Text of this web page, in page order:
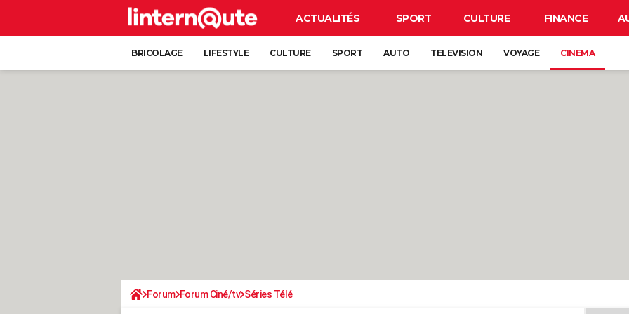
ACTUALITÉS SPORT CULTURE FINANCE
BRICOLAGE LIFESTYLE CULTURE SPORT AUTO TELEVISION VOYAGE CINEMA
Forum Forum Ciné/tv Séries Télé